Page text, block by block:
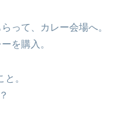
って、カレー会場へ。
を購入。
。